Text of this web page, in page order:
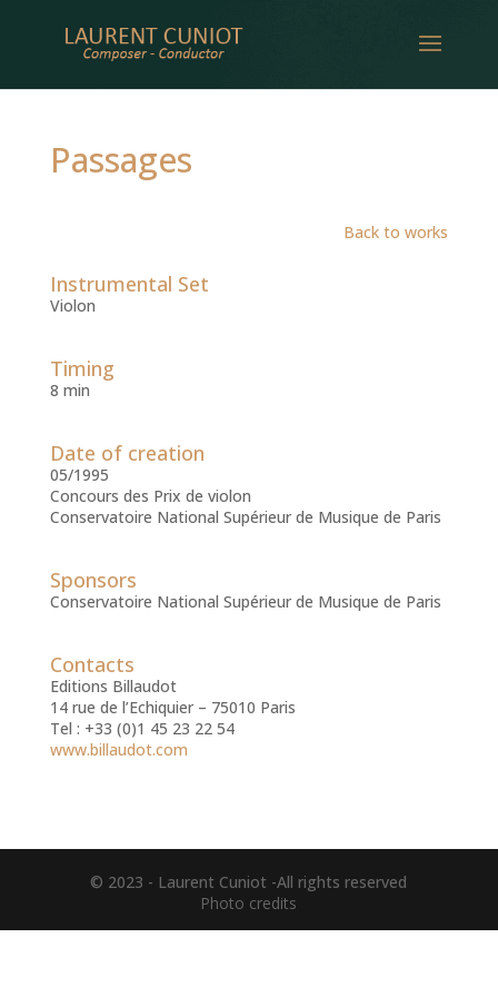
Passages
Back to works
Instrumental Set
Violon
Timing
8 min
Date of creation
05/1995
Concours des Prix de violon
Conservatoire National Supérieur de Musique de Paris
Sponsors
Conservatoire National Supérieur de Musique de Paris
Contacts
Editions Billaudot
14 rue de l’Echiquier – 75010 Paris
Tel : +33 (0)1 45 23 22 54
www.billaudot.com
© 2023 - Laurent Cuniot -All rights reserved
Photo credits